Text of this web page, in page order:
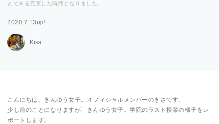
とできる充実した時間となりました。
2020.7.13up!
Kisa
こんにちは。きんゆう女子。オフィシャルメンバーのきさです。
少し前のことになりますが、きんゆう女子。学院のラスト授業の様子をレ
ポートします。